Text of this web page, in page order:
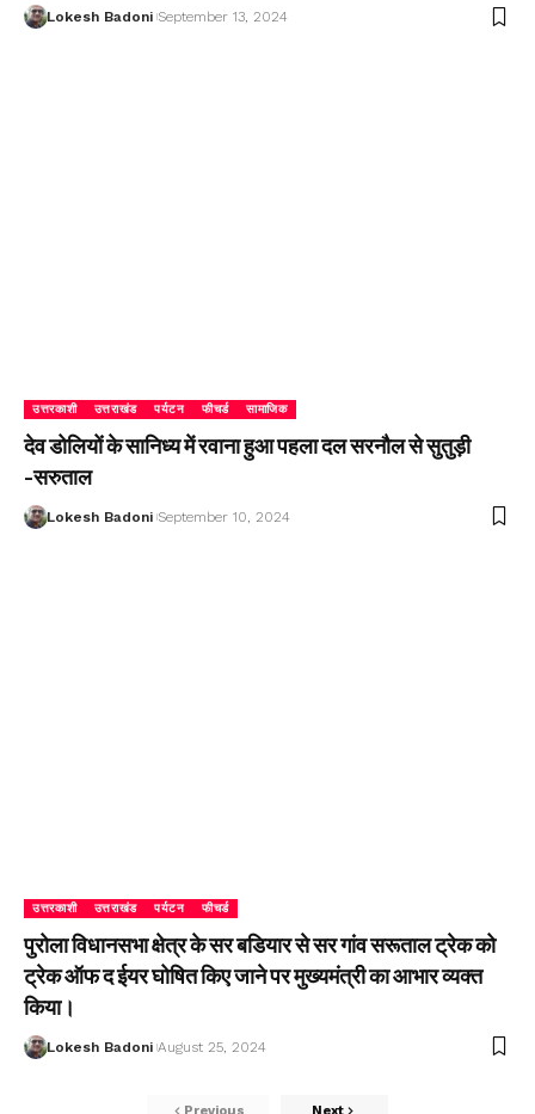
Lokesh Badoni September 13, 2024
उत्तरकाशी उत्तराखंड पर्यटन फीचर्ड सामाजिक
देव डोलियों के सानिध्य में रवाना हुआ पहला दल सरनौल से सुतुड़ी
-सरुताल
Lokesh Badoni September 10, 2024
उत्तरकाशी उत्तराखंड पर्यटन फीचर्ड
पुरोला विधानसभा क्षेत्र के सर बडियार से सर गांव सरूताल ट्रेक को
ट्रेक ऑफ द ईयर घोषित किए जाने पर मुख्यमंत्री का आभार व्यक्त
किया।
Lokesh Badoni August 25, 2024